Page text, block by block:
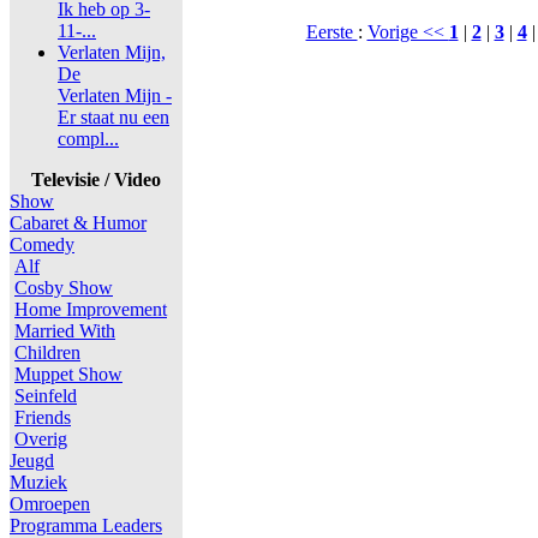
Ik heb op 3-
11-...
Verlaten Mijn,
De
Verlaten Mijn -
Er staat nu een
compl...
Televisie / Video
Show
Cabaret & Humor
Comedy
Alf
Cosby Show
Home Improvement
Married With
Children
Muppet Show
Seinfeld
Friends
Overig
Jeugd
Muziek
Omroepen
Programma Leaders
Eerste : Vorige << 1| 2| 3| 4|